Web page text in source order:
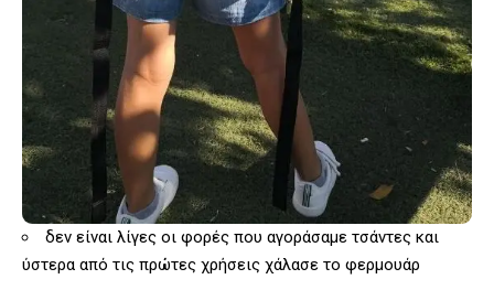
δεν είναι λίγες οι φορές που αγοράσαμε τσάντες και
ύστερα από τις πρώτες χρήσεις χάλασε το φερμουάρ